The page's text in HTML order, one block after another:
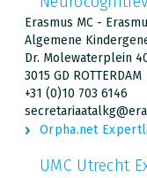
Erasmus MC -
Algemene
Dr. Molewaterplein
3015 GD ROTTERDAM
+31 (0)10 703 6146
Orpha.net
UMC Utrecht